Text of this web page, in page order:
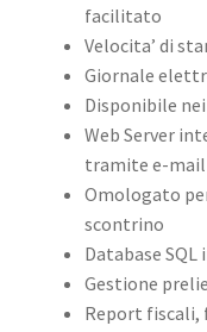
facilitato
Velocita’ di
Giornale
Disponibile
Web Server
tramite e-mail
Omologato
scontrino
Database
Gestione
Report